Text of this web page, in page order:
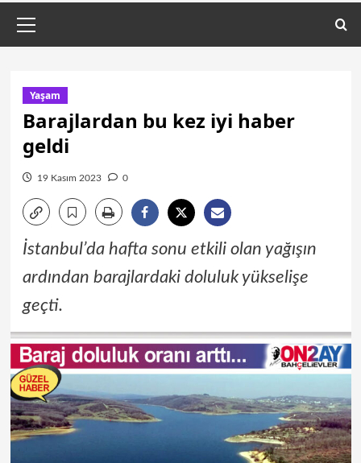
Yaşam
Barajlardan bu kez iyi haber
geldi
19 Kasım 2023 0
İstanbul’da hafta sonu etkili olan yağışın
ardından barajlardaki doluluk yükselişe
geçti.